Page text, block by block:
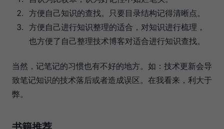
方便自己知识的查找。只要目录结构记得清晰点。
方便自己进行知识整理的适合，对知识进行梳理，
也方便了自己整理技术博客对适合进行知识查找。
当然，记笔记的习惯也有不好的地方。如：技术更新会导
致笔记知识的技术落后或者造成误区。在我看来，利大于
弊。